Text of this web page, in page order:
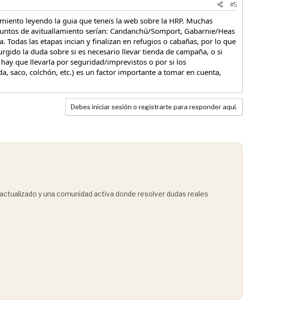
#5
leyendo la guia que teneis la web sobre la HRP. Muchas
de avituallamiento serían: Candanchú/Somport, Gabarnie/Heas
las etapas incian y finalizan en refugios o cabañas, por lo que
la duda sobre si es necesario llevar tienda de campaña, o si
que llevarla por seguridad/imprevistos o por si los
saco, colchón, etc.) es un factor importante a tomar en cuenta,
Debes iniciar sesión o registrarte para responder aquí.
y una comunidad activa donde resolver dudas reales